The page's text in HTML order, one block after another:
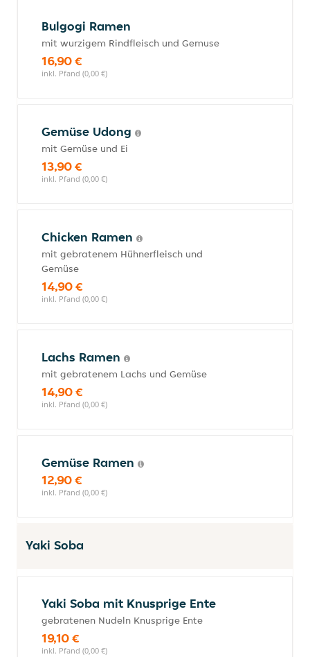
Bulgogi Ramen
mit wurzigem Rindfleisch und Gemuse
16,90 €
inkl. Pfand (0,00 €)
Gemüse Udong
mit Gemüse und Ei
13,90 €
inkl. Pfand (0,00 €)
Chicken Ramen
mit gebratenem Hühnerfleisch und
Gemüse
14,90 €
inkl. Pfand (0,00 €)
Lachs Ramen
mit gebratenem Lachs und Gemüse
14,90 €
inkl. Pfand (0,00 €)
Gemüse Ramen
12,90 €
inkl. Pfand (0,00 €)
Yaki Soba
Yaki Soba mit Knusprige Ente
gebratenen Nudeln Knusprige Ente
19,10 €
inkl. Pfand (0,00 €)